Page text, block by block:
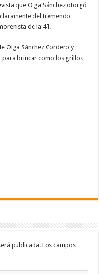
que Olga Sánchez otorgó
del tremendo
de la 4T.
Olga Sánchez Cordero y
para brincar como los grillos
publicada. Los campos